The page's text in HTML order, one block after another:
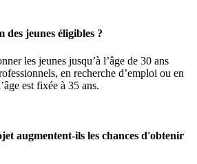
des jeunes éligibles ?
les jeunes jusqu’à l’âge de 30 ans
en recherche d’emploi ou en
est fixée à 35 ans.
augmentent-ils les chances d'obtenir